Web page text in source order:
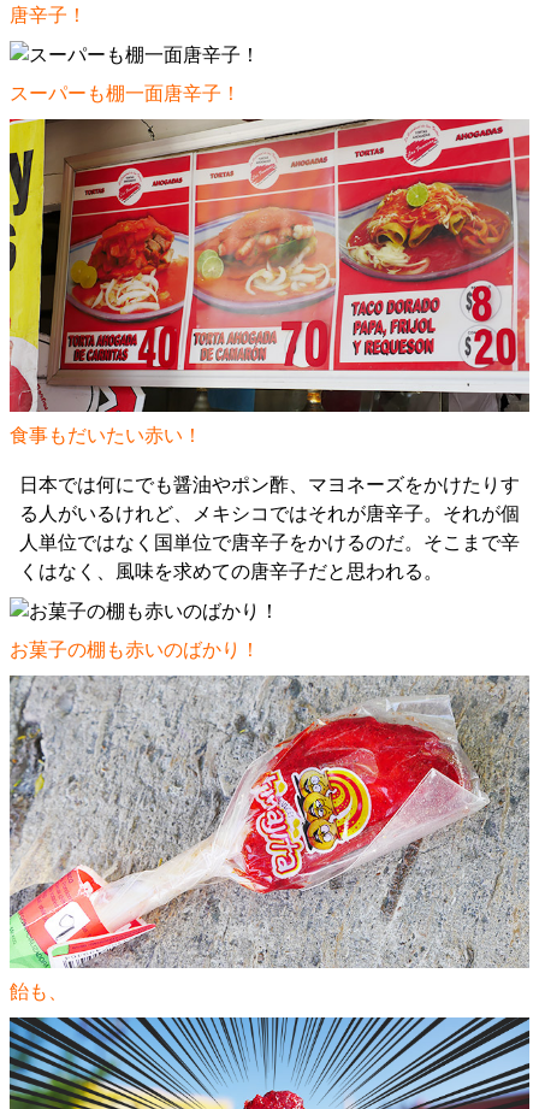
唐辛子！
スーパーも棚一面唐辛子！
食事もだいたい赤い！
日本では何にでも醤油やポン酢、マヨネーズをかけたりす
る人がいるけれど、メキシコではそれが唐辛子。それが個
人単位ではなく国単位で唐辛子をかけるのだ。そこまで辛
くはなく、風味を求めての唐辛子だと思われる。
お菓子の棚も赤いのばかり！
飴も、